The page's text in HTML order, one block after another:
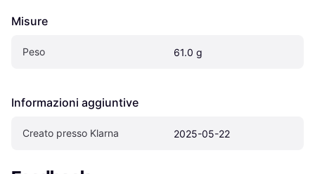
Misure
Peso 61.0 g
Informazioni aggiuntive
Creato presso Klarna 2025-05-22